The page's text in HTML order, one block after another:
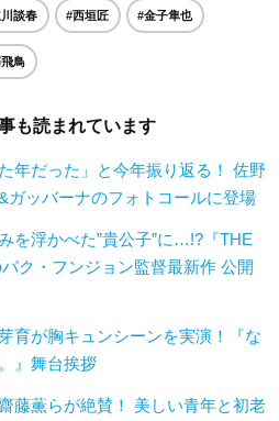
談春 #西垣匠 #金子隼也
鳥
も読まれています
年だった」と今年振り返る！ 佐野
ガッバーナのフォトコールに登場
を浮かべた”貴公子”に…!?『THE
ク・フンジョン監督最新作 公開
育が胸キュンシーンを実演！『な
』舞台挨拶
藤薫らが絶賛！ 美しい青年と初老